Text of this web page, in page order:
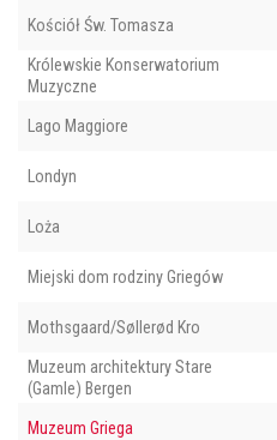
Kościół Św. Tomasza
Królewskie Konserwatorium
Muzyczne
Lago Maggiore
Londyn
Loża
Miejski dom rodziny Griegów
Mothsgaard/Søllerød Kro
Muzeum architektury Stare
(Gamle) Bergen
Muzeum Griega